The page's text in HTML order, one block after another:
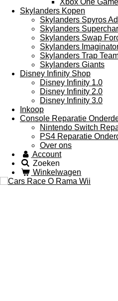
Xbox One
Skylanders Kopen
Skylanders Spyros
Skylanders
Skylanders Swap
Skylanders
Skylanders Trap
Skylanders Giants
Disney Infinity Shop
Disney Infinity 1.0
Disney Infinity 2.0
Disney Infinity 3.0
Inkoop
Console Reparatie
Nintendo Switch
PS4 Reparatie
Over ons
Account
Zoeken
Winkelwagen